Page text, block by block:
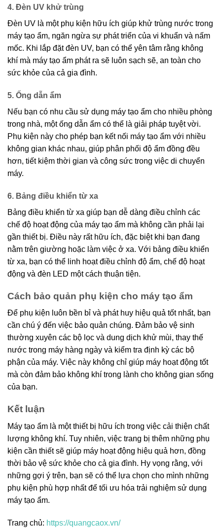
4. Đèn UV khử trùng
Đèn UV là một phụ kiện hữu ích giúp khử trùng nước trong
máy tạo ẩm, ngăn ngừa sự phát triển của vi khuẩn và nấm
mốc. Khi lắp đặt đèn UV, bạn có thể yên tâm rằng không
khí mà máy tạo ẩm phát ra sẽ luôn sạch sẽ, an toàn cho
sức khỏe của cả gia đình.
5. Ống dẫn ẩm
Nếu bạn có nhu cầu sử dụng máy tạo ẩm cho nhiều phòng
trong nhà, một ống dẫn ẩm có thể là giải pháp tuyệt vời.
Phụ kiện này cho phép bạn kết nối máy tạo ẩm với nhiều
không gian khác nhau, giúp phân phối độ ẩm đồng đều
hơn, tiết kiệm thời gian và công sức trong việc di chuyển
máy.
6. Bảng điều khiển từ xa
Bảng điều khiển từ xa giúp bạn dễ dàng điều chỉnh các
chế độ hoạt động của máy tạo ẩm mà không cần phải lại
gần thiết bị. Điều này rất hữu ích, đặc biệt khi bạn đang
nằm trên giường hoặc làm việc ở xa. Với bảng điều khiển
từ xa, bạn có thể linh hoạt điều chỉnh độ ẩm, chế độ hoạt
động và đèn LED một cách thuận tiện.
Cách bảo quản phụ kiện cho máy tạo ẩm
Để phụ kiện luôn bền bỉ và phát huy hiệu quả tốt nhất, bạn
cần chú ý đến việc bảo quản chúng. Đảm bảo vệ sinh
thường xuyên các bộ lọc và dung dịch khử mùi, thay thế
nước trong máy hàng ngày và kiểm tra định kỳ các bộ
phận của máy. Việc này không chỉ giúp máy hoạt động tốt
mà còn đảm bảo không khí trong lành cho không gian sống
của bạn.
Kết luận
Máy tạo ẩm là một thiết bị hữu ích trong việc cải thiện chất
lượng không khí. Tuy nhiên, việc trang bị thêm những phụ
kiện cần thiết sẽ giúp máy hoạt động hiệu quả hơn, đồng
thời bảo vệ sức khỏe cho cả gia đình. Hy vọng rằng, với
những gợi ý trên, bạn sẽ có thể lựa chọn cho mình những
phụ kiện phù hợp nhất để tối ưu hóa trải nghiệm sử dụng
máy tạo ẩm.
Trang chủ: https://quangcaox.vn/